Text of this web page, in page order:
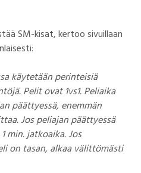
SM-kisat, kertoo sivuillaan
käytetään perinteisiä
Pelit ovat 1vs1. Peliaika
päättyessä, enemmän
Jos peliajan päättyessä
min. jatkoaika. Jos
on tasan, alkaa välittömästi